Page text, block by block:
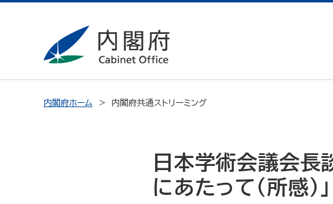
内閣府ホーム 内閣府共通ストリーミング
日本学術会議会長
にあたって（所感）」